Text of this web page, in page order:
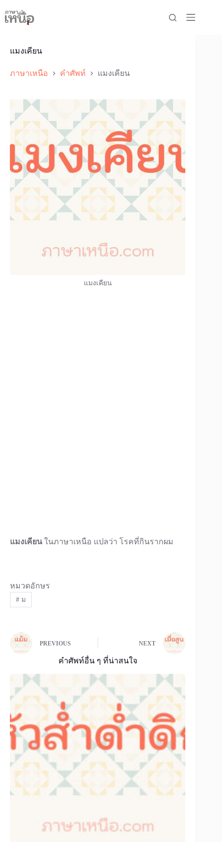
to
content
แมงเคียน
ภาษาเหนือ คำศัพท์ แมงเคียน
แมงเคียน
แมงเคียน ในภาษาเหนือ แปลว่า โรคที่กินรากผม
หมวดอักษร
#ม
PREVIOUS NEXT
คำศัพท์อื่น ๆ ที่น่าสนใจ